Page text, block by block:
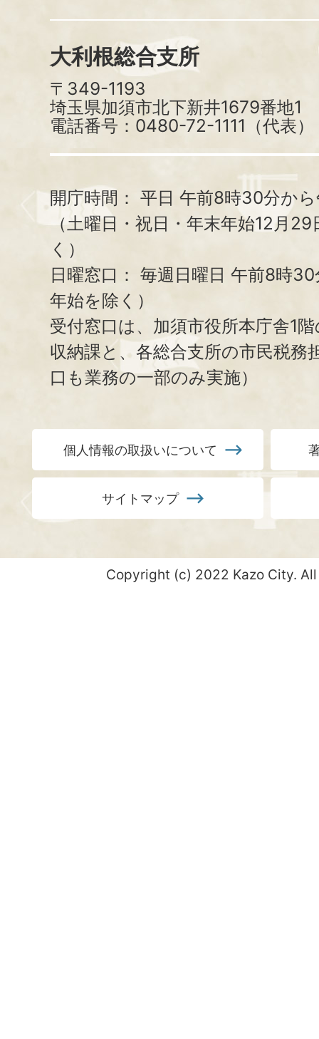
大利根総合支所
〒349-1193
埼玉県加須市北下新井1679番地1
電話番号：0480-72-1111（代表）
開庁時間： 平日 午前8時30分か
（土曜日・祝日・年末年始12月
く）
日曜窓口： 毎週日曜日 午前8時
年始を除く）
受付窓口は、加須市役所本庁舎1
収納課と、 各総合支所の市民税務
口も業務の一部のみ実施）
個人情報の取扱いについて
サイトマップ
Copyright (c) 2022 Kazo City.